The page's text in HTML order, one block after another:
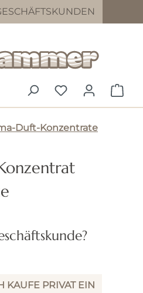
KAUFE PRIVAT EIN
DU HAST 0
Duft-Konzentrate